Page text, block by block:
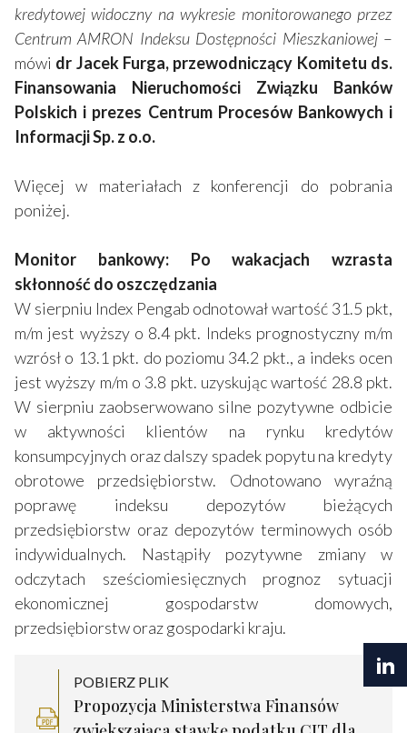
kredytowej widoczny na wykresie monitorowanego przez
Centrum AMRON Indeksu Dostępności Mieszkaniowej–
mówi dr Jacek Furga, przewodniczący Komitetu ds.
Finansowania Nieruchomości Związku Banków
Polskich i prezes Centrum Procesów Bankowych i
Informacji Sp. z o.o.
Więcej w materiałach z konferencji do pobrania
poniżej.
Monitor bankowy: Po wakacjach wzrasta
skłonność do oszczędzania
W sierpniu Index Pengab odnotował wartość 31.5 pkt,
m/m jest wyższy o 8.4 pkt. Indeks prognostyczny m/m
wzrósł o 13.1 pkt. do poziomu 34.2 pkt., a indeks ocen
jest wyższy m/m o 3.8 pkt. uzyskując wartość 28.8 pkt.
W sierpniu zaobserwowano silne pozytywne odbicie
w aktywności klientów na rynku kredytów
konsumpcyjnych oraz dalszy spadek popytu na kredyty
obrotowe przedsiębiorstw. Odnotowano wyraźną
poprawę indeksu depozytów bieżących
przedsiębiorstw oraz depozytów terminowych osób
indywidualnych. Nastąpiły pozytywne zmiany w
odczytach sześciomiesięcznych prognoz sytuacji
ekonomicznej gospodarstw domowych,
przedsiębiorstw oraz gospodarki kraju.
POBIERZ PLIK
Propozycja Ministerstwa Finansów